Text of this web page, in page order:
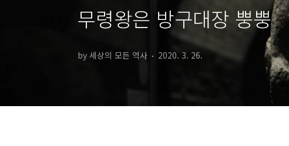
무령왕은 방구대장 뿡뿡
by 세상의 모든 역사 2020. 3. 26.